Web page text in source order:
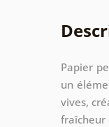
Papier
un
vives,
fraîcheur